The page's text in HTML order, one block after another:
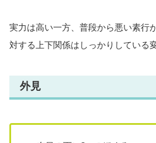
実力は高い一方、普段から悪い素行
対する上下関係はしっかりしている
外見